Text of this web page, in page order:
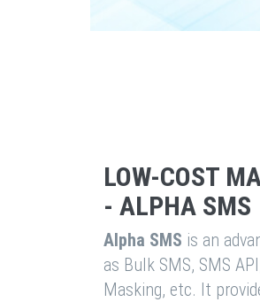
LOW-COST
- ALPHA SMS
Alpha SMS is an
as Bulk SMS, SMS
Masking, etc. It